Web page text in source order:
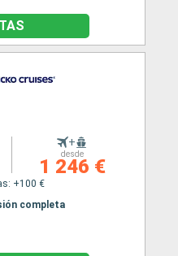
+
desde
1 246 €
+100 €
completa